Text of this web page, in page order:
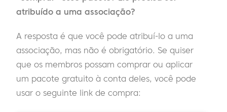
atribuído a uma associação?
A resposta é que você pode atribuí-lo a uma
associação, mas não é obrigatório. Se quiser
que os membros possam comprar ou aplicar
um pacote gratuito à conta deles, você pode
usar o seguinte link de compra: